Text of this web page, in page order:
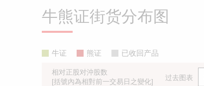
牛熊证街货分布图
牛证 熊证 已收回产品
相对正股对沖股数
[括號內為相對前一交易日之變化]
过去图表